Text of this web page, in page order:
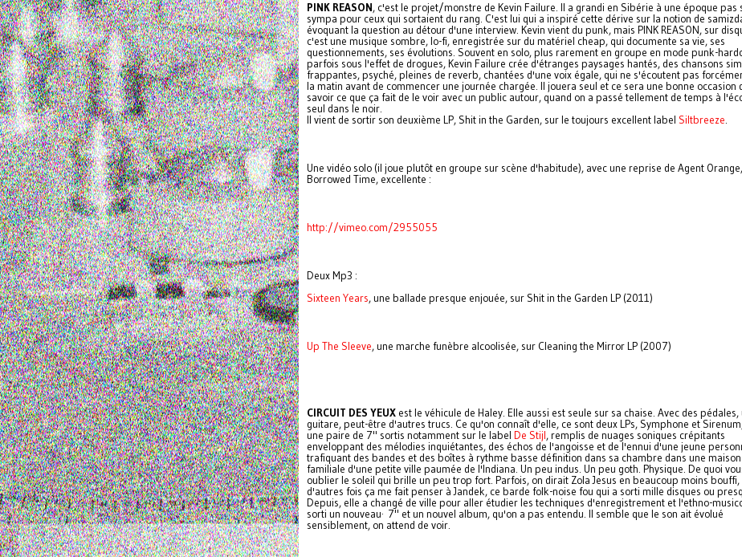
PINK REASON, c'est le projet/monstre de Kevin Failure. Il a grandi en Sibérie à une époque pas
sympa pour ceux qui sortaient du rang. C'est lui qui a inspiré cette dérive sur la notion de
évoquant la question au détour d'une interview. Kevin vient du punk, mais PINK REASON, sur
c'est une musique sombre, lo-fi, enregistrée sur du matériel cheap, qui documente sa vie, ses
questionnements, ses évolutions. Souvent en solo, plus rarement en groupe en mode punk-
parfois sous l'effet de drogues, Kevin Failure crée d'étranges paysages hantés, des chansons
frappantes, psyché, pleines de reverb, chantées d'une voix égale, qui ne s'écoutent pas
la matin avant de commencer une journée chargée. Il jouera seul et ce sera une bonne occasion
savoir ce que ça fait de le voir avec un public autour, quand on a passé tellement de temps à
seul dans le noir.
Il vient de sortir son deuxième LP, Shit in the Garden, sur le toujours excellent label Siltbreeze.
Une vidéo solo (il joue plutôt en groupe sur scène d'habitude), avec une reprise de Agent
Borrowed Time, excellente :
http://vimeo.com/2955055
Deux Mp3 :
Sixteen Years, une ballade presque enjouée, sur Shit in the Garden LP (2011)
Up The Sleeve, une marche funèbre alcoolisée, sur Cleaning the Mirror LP (2007)
CIRCUIT DES YEUX est le véhicule de Haley. Elle aussi est seule sur sa chaise. Avec des pédales,
guitare, peut-être d'autres trucs. Ce qu'on connaît d'elle, ce sont deux LPs, Symphone et
une paire de 7" sortis notamment sur le label De Stijl, remplis de nuages soniques crépitants
enveloppant des mélodies inquiétantes, des échos de l'angoisse et de l'ennui d'une jeune
trafiquant des bandes et des boîtes à rythme basse définition dans sa chambre dans une maison
familiale d'une petite ville paumée de l'Indiana. Un peu indus. Un peu goth. Physique. De quoi
oublier le soleil qui brille un peu trop fort. Parfois, on dirait Zola Jesus en beaucoup moins bouffi,
d'autres fois ça me fait penser à Jandek, ce barde folk-noise fou qui a sorti mille disques ou
Depuis, elle a changé de ville pour aller étudier les techniques d'enregistrement et l'ethno-
sorti un nouveau· 7" et un nouvel album, qu'on a pas entendu. Il semble que le son ait évolué
sensiblement, on attend de voir.